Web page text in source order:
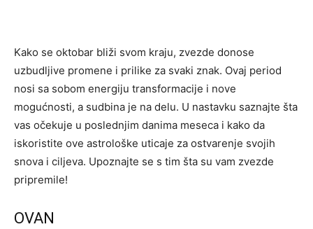
Kako se oktobar bliži svom kraju, zvezde donose
uzbudljive promene i prilike za svaki znak. Ovaj period
nosi sa sobom energiju transformacije i nove
mogućnosti, a sudbina je na delu. U nastavku saznajte šta
vas očekuje u poslednjim danima meseca i kako da
iskoristite ove astrološke uticaje za ostvarenje svojih
snova i ciljeva. Upoznajte se s tim šta su vam zvezde
pripremile!
OVAN